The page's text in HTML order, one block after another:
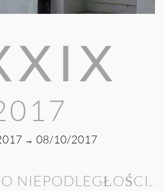
→ 08/10/2017
NIEPODLEGŁOŚCI.